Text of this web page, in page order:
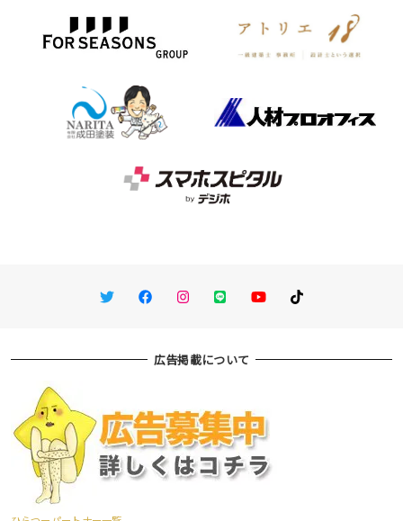
TwitterFacebookInstagram
LINE You TubeTikTok
広告掲載について